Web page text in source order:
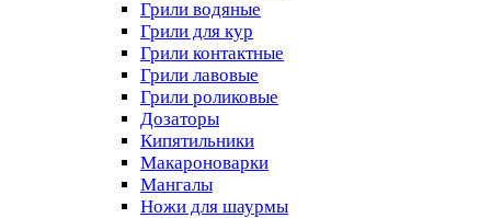
Грили водяные
Грили для кур
Грили контактные
Грили лавовые
Грили роликовые
Дозаторы
Кипятильники
Макароноварки
Мангалы
Ножи для шаурмы